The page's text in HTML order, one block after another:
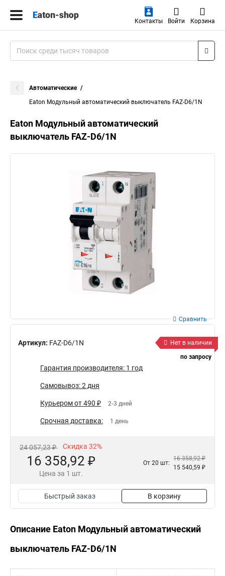
Контакты Войти Корзина
Автоматические
Eaton Модульный автоматический выключатель FAZ-D6/1N
Eaton Модульный автоматический
выключатель FAZ-D6/1N
Артикул: FAZ-D6/1N
Сравнить
Нет в наличии
по запросу
Гарантия производителя: 1 год
Самовывоз: 2 дня
Курьером от 490 ₽ 2-3 дней
Срочная доставка: 1 день
24 057,23 ₽ Скидка 32%
16 358,92 ₽
Цена за 1 шт.
От 20 шт:
16 358,92 ₽
15 540,59 ₽
Быстрый заказ В корзину
Описание Eaton Модульный автоматический
выключатель FAZ-D6/1N